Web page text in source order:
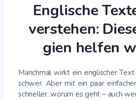
Eng­li­sche
ver­ste­hen:
gien hel­fen
Manch­mal wirkt ein eng­li­scher
schwer. Aber mit ein paar
schnel­ler, wor­um es geht – auch